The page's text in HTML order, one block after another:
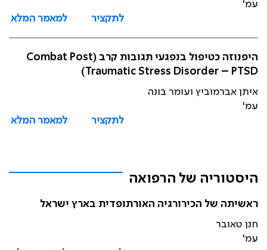
עמ'
לתקציר
למאמר המלא
היפנוזה כטיפול בנפגעי תגובות קרב (Combat Post
Traumatic Stress Disorder – PTSD)
איתן אברמוביץ ועומר בונה
עמ'
לתקציר
למאמר המלא
היסטוריה של הרפואה
ראשיתה של הכירורגיה האורתופדית בארץ ישראל
חנן טאובר
עמ'